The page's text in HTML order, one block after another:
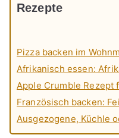
Rezepte
Pizza backen im
Afrikanisch essen:
Apple Crumble Rezept
Französisch backen:
Ausgezogene, Küchle